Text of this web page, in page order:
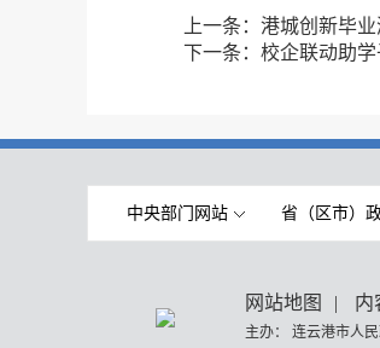
上一条： 港城创新毕
下一条： 校企联动助学
中央部门网站 省（区市）
网站地图 | 内
主办： 连云港市人